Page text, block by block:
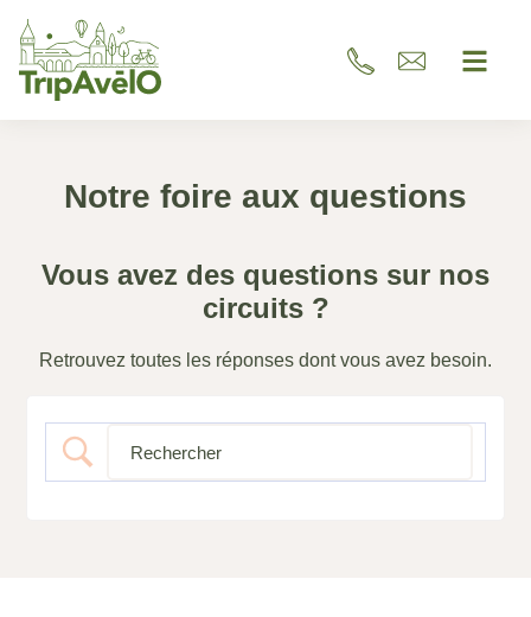
Notre foire aux questions
Vous avez des questions sur nos
circuits ?
Retrouvez toutes les réponses dont vous avez besoin.